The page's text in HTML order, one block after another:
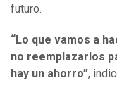
futuro.
“Lo que vamos a
no reemplazarlos
hay un ahorro”,